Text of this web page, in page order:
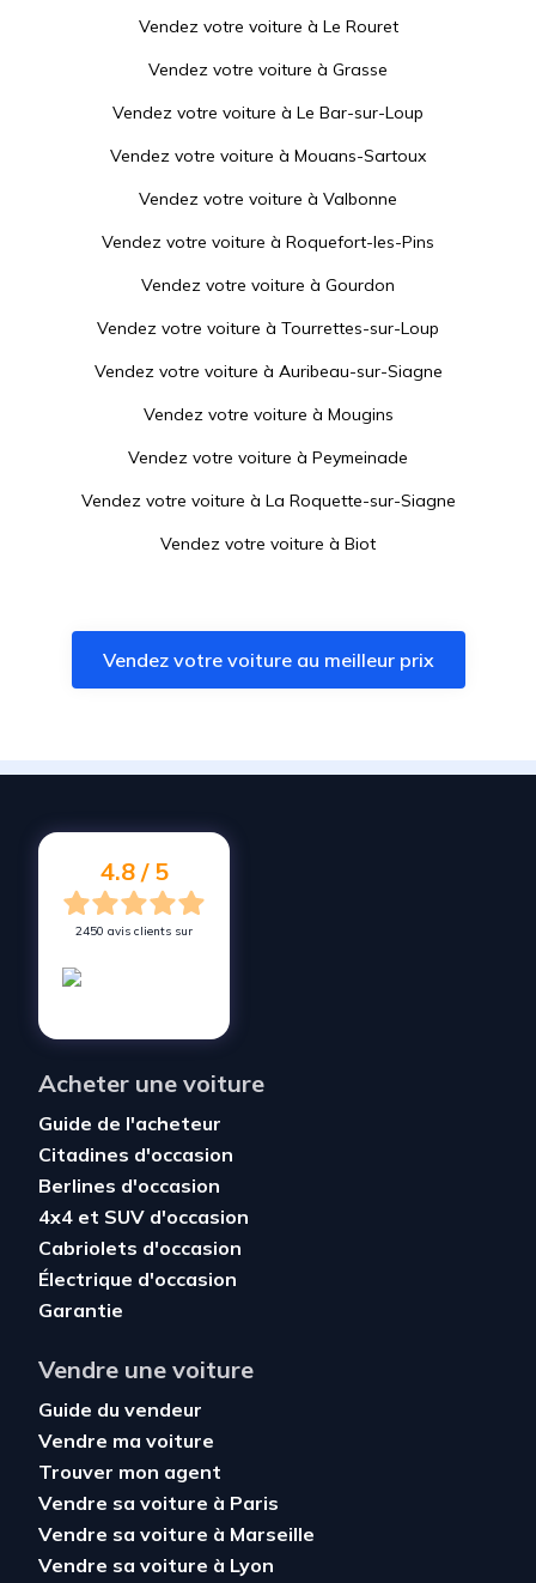
Vendez votre voiture à Le Rouret
Vendez votre voiture à Grasse
Vendez votre voiture à Le Bar-sur-Loup
Vendez votre voiture à Mouans-Sartoux
Vendez votre voiture à Valbonne
Vendez votre voiture à Roquefort-les-Pins
Vendez votre voiture à Gourdon
Vendez votre voiture à Tourrettes-sur-Loup
Vendez votre voiture à Auribeau-sur-Siagne
Vendez votre voiture à Mougins
Vendez votre voiture à Peymeinade
Vendez votre voiture à La Roquette-sur-Siagne
Vendez votre voiture à Biot
Vendez votre voiture àVilleneuve-Loubet
Vendez votre voiture àLa Colle-sur-Loup
Vendez votre voiture à
Vendez votre voiture au meilleur prix
4.8 / 5
2450 avis clients sur
Acheter une voiture
Guide de l'acheteur
Citadines d'occasion
Berlines d'occasion
4x4 et SUV d'occasion
Cabriolets d'occasion
Électrique d'occasion
Garantie
Vendre une voiture
Guide du vendeur
Vendre ma voiture
Trouver mon agent
Vendre sa voiture à Paris
Vendre sa voiture à Marseille
Vendre sa voiture à Lyon